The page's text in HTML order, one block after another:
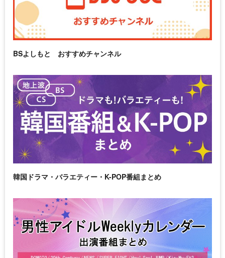
BSよしもと おすすめチャンネル
韓国ドラマ・バラエティー・K-POP番組まとめ